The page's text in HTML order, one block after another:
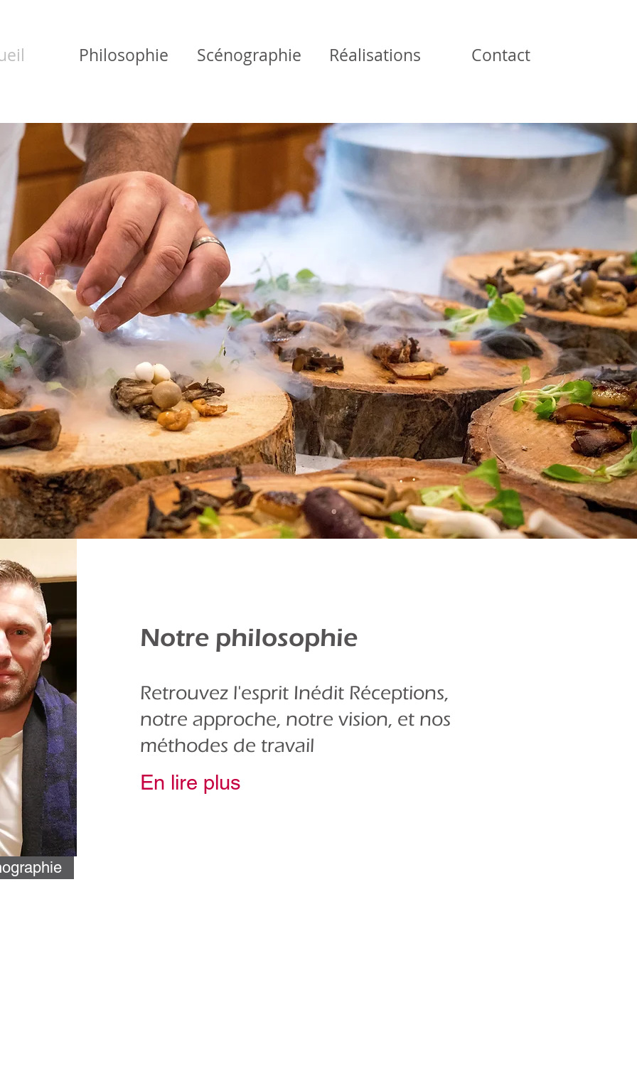
Philosophie Scénographie Réalisations Contact
la
Notre philosophie
Retrouvez l'esprit Inédit Réceptions,
notre approche, notre vision, et nos
méthodes de travail
En lire plus